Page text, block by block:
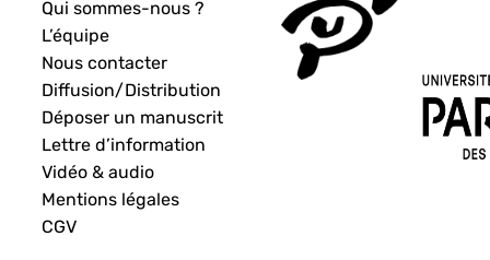
Qui sommes-nous ?
L’équipe
Nous contacter
Diffusion/Distribution
Déposer un manuscrit
Lettre d’information
Vidéo & audio
Mentions légales
CGV